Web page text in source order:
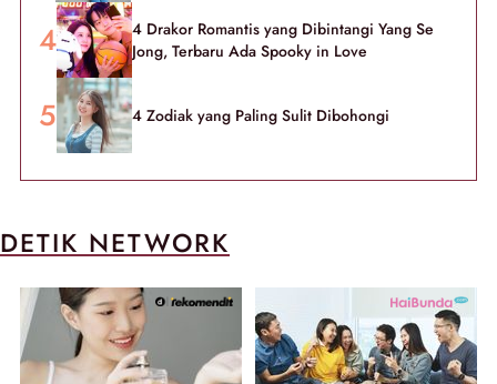
4 Drakor Romantis yang Dibintangi Yang Se
Jong, Terbaru Ada Spooky in Love
4 Zodiak yang Paling Sulit Dibohongi
DETIK NETWORK